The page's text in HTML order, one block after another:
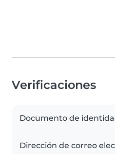
Verificaciones
Documento de
Dirección de correo